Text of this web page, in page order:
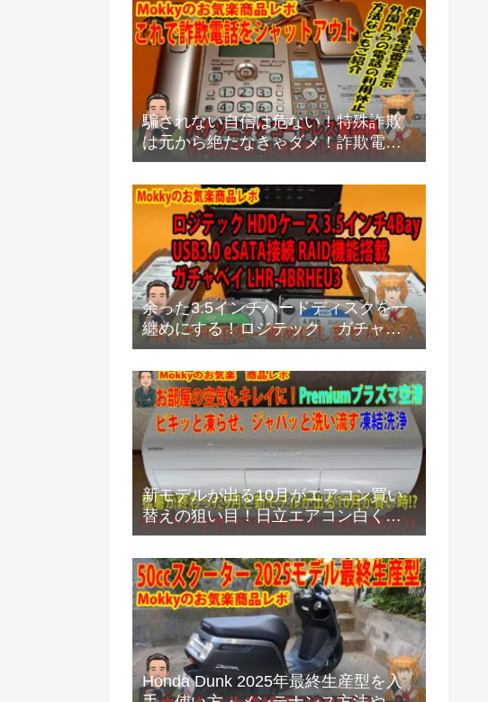
騙されない自信は危ない！特殊詐欺
は元から絶たなきゃダメ！詐欺電話
シャットアウト方法
余った3.5インチハードディスクを一
纏めにする！ロジテック ガチャベ
イ RAID機能搭載タイプ LHR-
4BRHEU3
新モデルが出る10月がエアコン買い
替えの狙い目！日立エアコン白くま
くん RAS-XR2225Sプレミアムモデ
ルのご紹介
Honda Dunk 2025年最終生産型を入